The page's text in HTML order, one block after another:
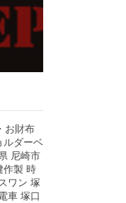
お財布
ルダーベ
尼崎市
作製 時
ワン 塚
車 塚口